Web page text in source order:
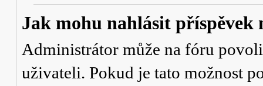
Jak mohu nahlásit příspěvek
Administrátor může na fóru
uživateli. Pokud je tato možnost